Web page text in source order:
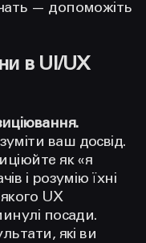
— допоможіть
в UI/UX
ваш досвід.
як «я
і розумію їхні
UX
посади.
які ви